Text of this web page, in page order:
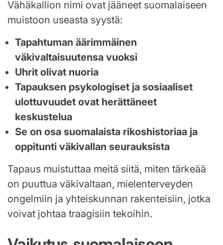
Vähäkallion nimi ovat jääneet suomalaiseen
muistoon useasta syystä:
Tapahtuman äärimmäinen
väkivaltaisuutensa vuoksi
Uhrit olivat nuoria
Tapauksen psykologiset ja sosiaaliset
ulottuvuudet ovat herättäneet
keskustelua
Se on osa suomalaista rikoshistoriaa ja
oppitunti väkivallan seurauksista
Tapaus muistuttaa meitä siitä, miten tärkeää
on puuttua väkivaltaan, mielenterveyden
ongelmiin ja yhteiskunnan rakenteisiin, jotka
voivat johtaa traagisiin tekoihin.